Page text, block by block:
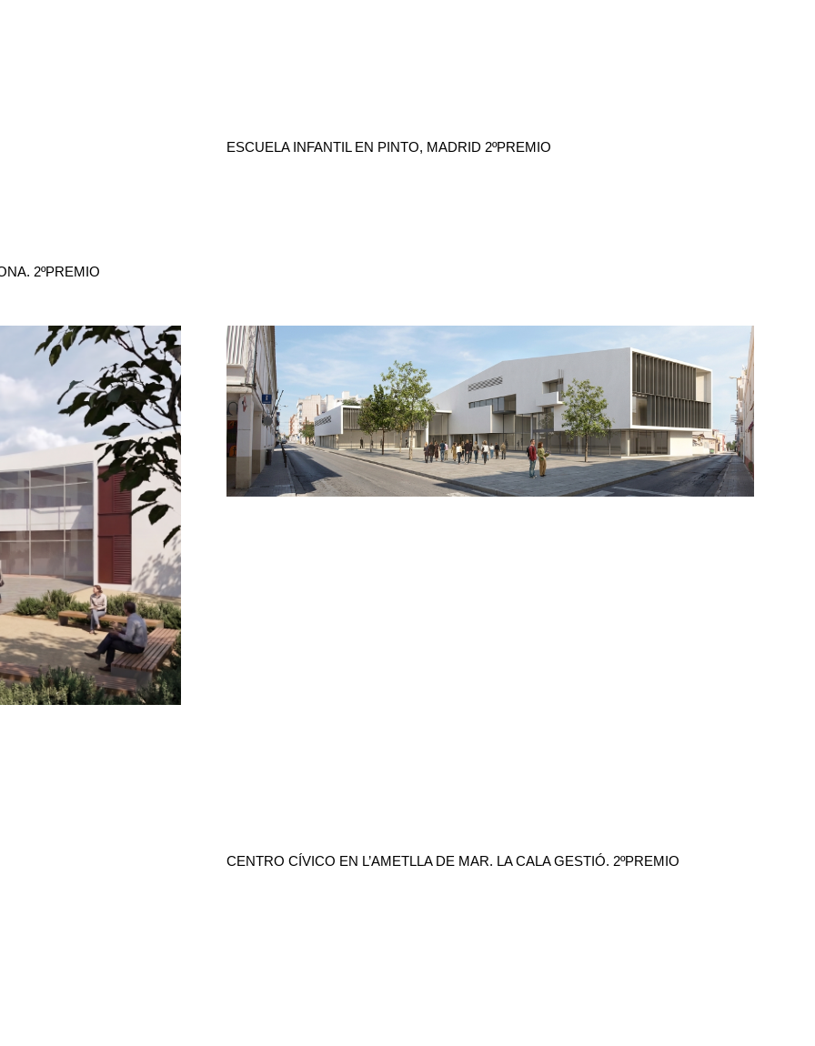
2ºPREMIO
ESCUELA INFANTIL EN PINTO, MADRID 2ºPREMIO
CENTRO CÍVICO EN L’AMETLLA DE MAR. LA CALA GESTIÓ. 2ºPREMIO